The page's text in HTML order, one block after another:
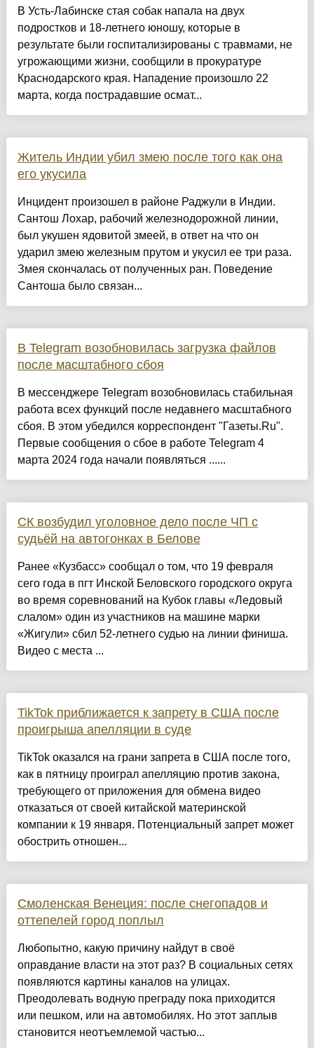
В Усть-Лабинске стая собак напала на двух
подростков и 18-летнего юношу, которые в
результате были госпитализированы с травмами, не
угрожающими жизни, сообщили в прокуратуре
Краснодарского края. Нападение произошло 22
марта, когда пострадавшие осмат...
Житель Индии убил змею после того как она
его укусила
Инцидент произошел в районе Раджули в Индии.
Сантош Лохар, рабочий железнодорожной линии,
был укушен ядовитой змеей, в ответ на что он
ударил змею железным прутом и укусил ее три раза.
Змея скончалась от полученных ран. Поведение
Сантоша было связан...
В Telegram возобновилась загрузка файлов
после масштабного сбоя
В мессенджере Telegram возобновилась стабильная
работа всех функций после недавнего масштабного
сбоя. В этом убедился корреспондент "Газеты.Ru".
Первые сообщения о сбое в работе Telegram 4
марта 2024 года начали появляться ......
СК возбудил уголовное дело после ЧП с
судьёй на автогонках в Белове
Ранее «Кузбасс» сообщал о том, что 19 февраля
сего года в пгт Инской Беловского городского округа
во время соревнований на Кубок главы «Ледовый
слалом» один из участников на машине марки
«Жигули» сбил 52-летнего судью на линии финиша.
Видео с места ...
TikTok приближается к запрету в США после
проигрыша апелляции в суде
TikTok оказался на грани запрета в США после того,
как в пятницу проиграл апелляцию против закона,
требующего от приложения для обмена видео
отказаться от своей китайской материнской
компании к 19 января. Потенциальный запрет может
обострить отношен...
Смоленская Венеция: после снегопадов и
оттепелей город поплыл
Любопытно, какую причину найдут в своё
оправдание власти на этот раз? В социальных сетях
появляются картины каналов на улицах.
Преодолевать водную преграду пока приходится
или пешком, или на автомобилях. Но этот заплыв
становится неотъемлемой частью...